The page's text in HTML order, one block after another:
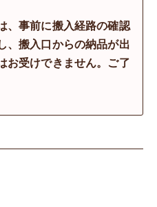
、事前に搬入経路の確認
、搬入口からの納品が出
お受けできません。ご了